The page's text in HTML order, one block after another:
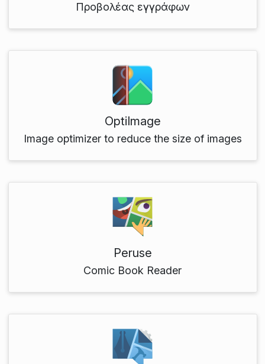
Προβολέας εγγράφων
OptiImage
Image optimizer to reduce the size of images
Peruse
Comic Book Reader